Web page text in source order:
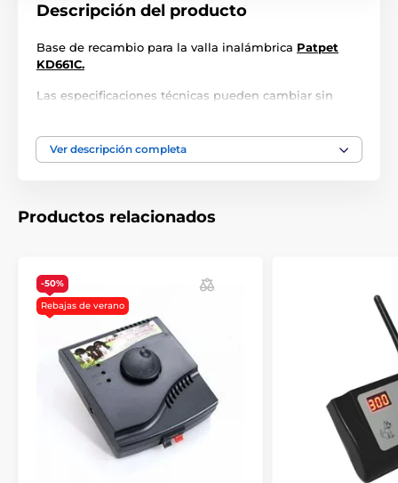
Descripción del producto
Base de recambio para la valla inalámbrica Patpet
KD661C.
Las especificaciones técnicas pueden cambiar sin
Accesorios Vallas Bases
Ver descripción completa
Productos relacionados
-50%
Rebajas de verano